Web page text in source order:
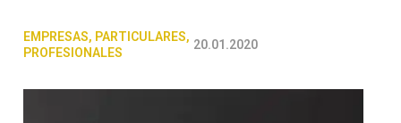
EMPRESAS, PARTICULARES,
PROFESIONALES
20.01.2020